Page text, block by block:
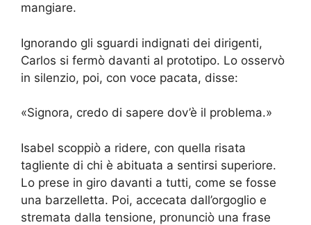
mangiare.
Ignorando gli sguardi indignati dei dirigenti,
Carlos si fermò davanti al prototipo. Lo osservò
in silenzio, poi, con voce pacata, disse:
«Signora, credo di sapere dov’è il problema.»
Isabel scoppiò a ridere, con quella risata
tagliente di chi è abituata a sentirsi superiore.
Lo prese in giro davanti a tutti, come se fosse
una barzelletta. Poi, accecata dall’orgoglio e
stremata dalla tensione, pronunciò una frase